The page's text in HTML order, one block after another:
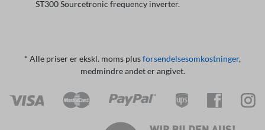
ST300 Sourcetronic frequency inverter.
* Alle priser er ekskl. moms plusforsendelsesomkostninger,
medmindre andet er angivet.